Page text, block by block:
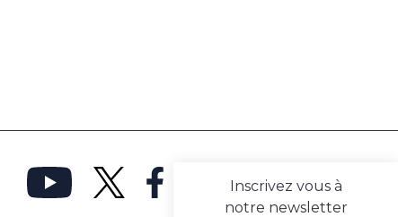
Inscrivez vous à
notre newsletter